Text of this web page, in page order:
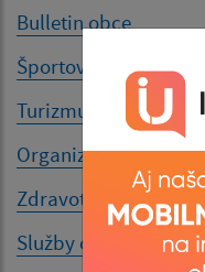
Bulletin obce
Športové kluby
Turizmus
Organizácie
Zdravotníctvo
Služby občanom